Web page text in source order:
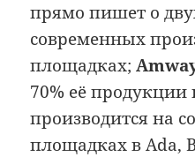
прямо пишет о
современных
площадках;
70% её
производится на
площадках в Ada,